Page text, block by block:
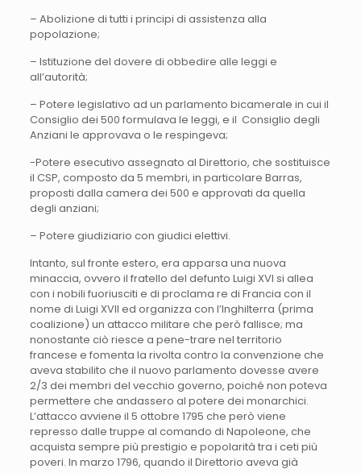
– Abolizione di tutti i principi di assistenza alla
popolazione;
– Istituzione del dovere di obbedire alle leggi e
all’autorità;
– Potere legislativo ad un parlamento bicamerale in cui il
Consiglio dei 500 formulava le leggi, e il Consiglio degli
Anziani le approvava o le respingeva;
-Potere esecutivo assegnato al Direttorio, che sostituisce
il CSP, composto da 5 membri, in particolare Barras,
proposti dalla camera dei 500 e approvati da quella
degli anziani;
– Potere giudiziario con giudici elettivi.
Intanto, sul fronte estero, era apparsa una nuova
minaccia, ovvero il fratello del defunto Luigi XVI si allea
con i nobili fuoriusciti e di proclama re di Francia con il
nome di Luigi XVII ed organizza con l’Inghilterra (prima
coalizione) un attacco militare che però fallisce; ma
nonostante ciò riesce a pene-trare nel territorio
francese e fomenta la rivolta contro la convenzione che
aveva stabilito che il nuovo parlamento dovesse avere
2/3 dei membri del vecchio governo, poiché non poteva
permettere che andassero al potere dei monarchici.
L’attacco avviene il 5 ottobre 1795 che però viene
represso dalle truppe al comando di Napoleone, che
acquista sempre più prestigio e popolarità tra i ceti più
poveri. In marzo 1796, quando il Direttorio aveva già